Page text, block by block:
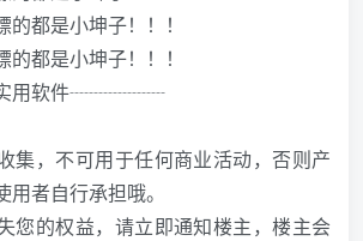
都是小坤子！！！
都是小坤子！！！
用软件┈┈┈┈┈
集，不可用于任何商业活动，否则产
者自行承担哦。
您的权益，请立即通知楼主，楼主会